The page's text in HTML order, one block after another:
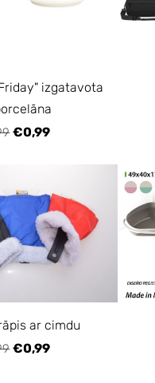
izgatavota
€0,99
ar cimdu
€0,99